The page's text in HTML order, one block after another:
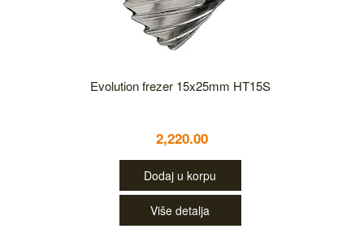
Evolution frezer 15x25mm HT15S
2,220.00
Dodaj u korpu
Više detalja